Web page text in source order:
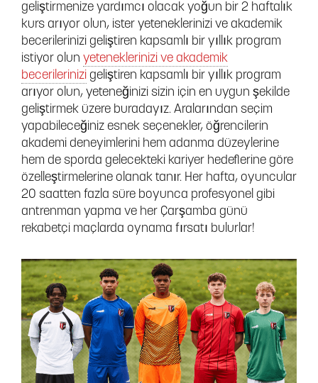
geliştirmenize yardımcı olacak yoğun bir 2 haftalık
kurs arıyor olun, ister yeteneklerinizi ve akademik
becerilerinizi geliştiren kapsamlı bir yıllık program
istiyor olun yeteneklerinizi ve akademik
becerilerinizi geliştiren kapsamlı bir yıllık program
arıyor olun, yeteneğinizi sizin için en uygun şekilde
geliştirmek üzere buradayız. Aralarından seçim
yapabileceğiniz esnek seçenekler, öğrencilerin
akademi deneyimlerini hem adanma düzeylerine
hem de sporda gelecekteki kariyer hedeflerine göre
özelleştirmelerine olanak tanır. Her hafta, oyuncular
20 saatten fazla süre boyunca profesyonel gibi
antrenman yapma ve her Çarşamba günü
rekabetçi maçlarda oynama fırsatı bulurlar!